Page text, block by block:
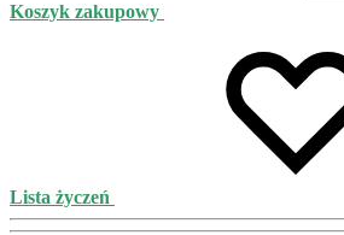
Koszyk zakupowy
Lista życzeń